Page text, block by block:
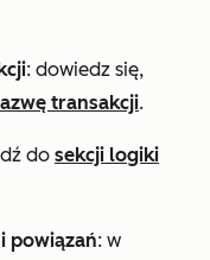
: dowiedz się,
transakcji.
do sekcji logiki
powiązań: w